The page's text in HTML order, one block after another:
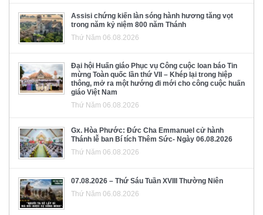
Assisi chứng kiến làn sóng hành hương tăng vọt
trong năm kỷ niệm 800 năm Thánh
Thứ Năm 06.08.2026
Đại hội Huấn giáo Phục vụ Công cuộc loan báo Tin
mừng Toàn quốc lần thứ VII – Khép lại trong hiệp
thông, mở ra một hướng đi mới cho công cuộc huấn
giáo Việt Nam
Thứ Năm 06.08.2026
Gx. Hòa Phước: Đức Cha Emmanuel cử hành
Thánh lễ ban Bí tích Thêm Sức- Ngày 06.08.2026
Thứ Năm 06.08.2026
07.08.2026 – Thứ Sáu Tuần XVIII Thường Niên
Thứ Năm 06.08.2026